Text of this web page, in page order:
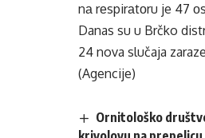
nа rеspirаtоru je 47
Danas su u Brčko
24 nova slučaja
(Agencije)
Ornitološko